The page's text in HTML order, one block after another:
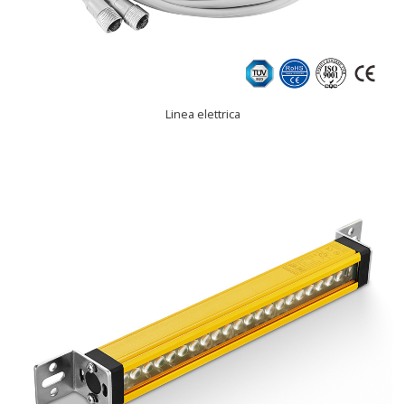
Linea elettrica